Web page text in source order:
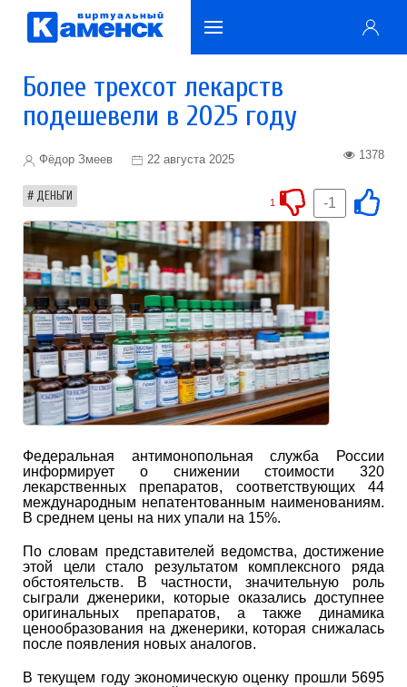
Более трехсот лекарств
подешевели в 2025 году
Фёдор Змеев 22 августа 2025 1378
ДЕНЬГИ -1
1
Федеральная антимонопольная служба России
информирует о снижении стоимости 320
лекарственных препаратов, соответствующих 44
международным непатентованным наименованиям.
В среднем цены на них упали на 15%.
По словам представителей ведомства, достижение
этой цели стало результатом комплексного ряда
обстоятельств. В частности, значительную роль
сыграли дженерики, которые оказались доступнее
оригинальных препаратов, а также динамика
ценообразования на дженерики, которая снижалась
после появления новых аналогов.
В текущем году экономическую оценку прошли 5695